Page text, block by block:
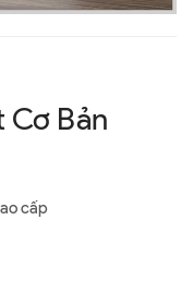
Cơ Bản
cấp